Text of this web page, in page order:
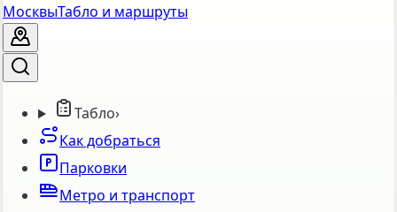
МосквыТабло и маршруты
Табло›
Как добраться
Парковки
Метро и транспорт